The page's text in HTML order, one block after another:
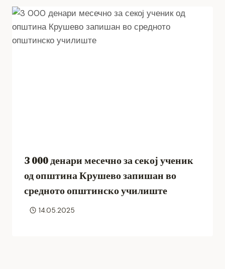
3 000 денари месечно за секој ученик
од општина Крушево запишан во
средното општинско училиште
14.05.2025